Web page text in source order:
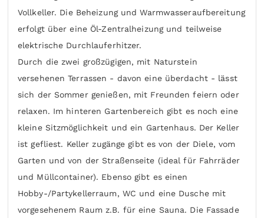
Vollkeller. Die Beheizung und Warmwasseraufbereitung
erfolgt über eine Öl-Zentralheizung und teilweise
elektrische Durchlauferhitzer.
Durch die zwei großzügigen, mit Naturstein
versehenen Terrassen - davon eine überdacht - lässt
sich der Sommer genießen, mit Freunden feiern oder
relaxen. Im hinteren Gartenbereich gibt es noch eine
kleine Sitzmöglichkeit und ein Gartenhaus. Der Keller
ist gefliest. Keller zugänge gibt es von der Diele, vom
Garten und von der Straßenseite (ideal für Fahrräder
und Müllcontainer). Ebenso gibt es einen
Hobby-/Partykellerraum, WC und eine Dusche mit
vorgesehenem Raum z.B. für eine Sauna. Die Fassade